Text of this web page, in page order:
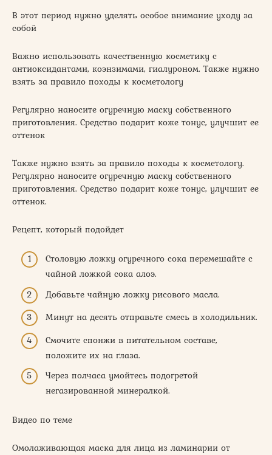
В этот период нужно уделять особое внимание уходу за
собой
Важно использовать качественную косметику с
антиоксидантами, коэнзимами, гиалуроном. Также нужно
взять за правило походы к косметологу
Регулярно наносите огуречную маску собственного
приготовления. Средство подарит коже тонус, улучшит ее
оттенок
Также нужно взять за правило походы к косметологу.
Регулярно наносите огуречную маску собственного
приготовления. Средство подарит коже тонус, улучшит ее
оттенок.
Рецепт, который подойдет
Столовую ложку огуречного сока перемешайте с
чайной ложкой сока алоэ.
Добавьте чайную ложку рисового масла.
Минут на десять отправьте смесь в холодильник.
Смочите спонжи в питательном составе,
положите их на глаза.
Через полчаса умойтесь подогретой
негазированной минералкой.
Видео по теме
Омолаживающая маска для лица из ламинарии от